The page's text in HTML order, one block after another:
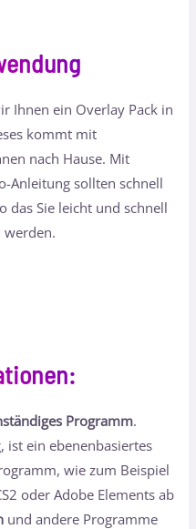
Ihnen ein Overlay Pack in
kommt mit
nach Hause. Mit
Anleitung sollten schnell
das Sie leicht und schnell
werden.
:
Programm.
ist ein ebenenbasiertes
wie zum Beispiel
oder Adobe Elements ab
und andere Programme